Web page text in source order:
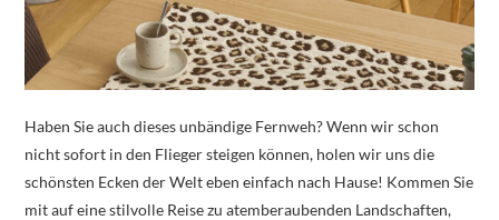
Haben Sie auch dieses unbändige Fernweh? Wenn wir schon
nicht sofort in den Flieger steigen können, holen wir uns die
schönsten Ecken der Welt eben einfach nach Hause! Kommen Sie
mit auf eine stilvolle Reise zu atemberaubenden Landschaften,